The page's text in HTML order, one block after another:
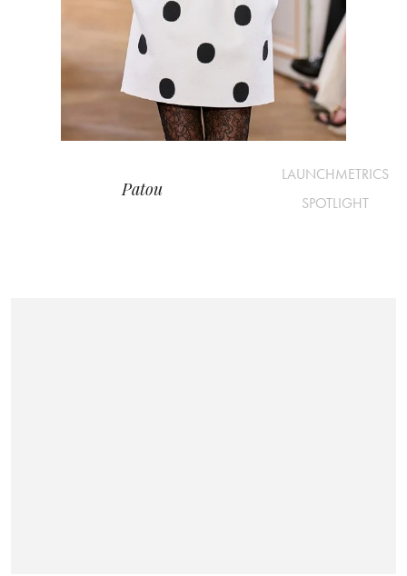
Patou
LAUNCHMETRICS
SPOTLIGHT